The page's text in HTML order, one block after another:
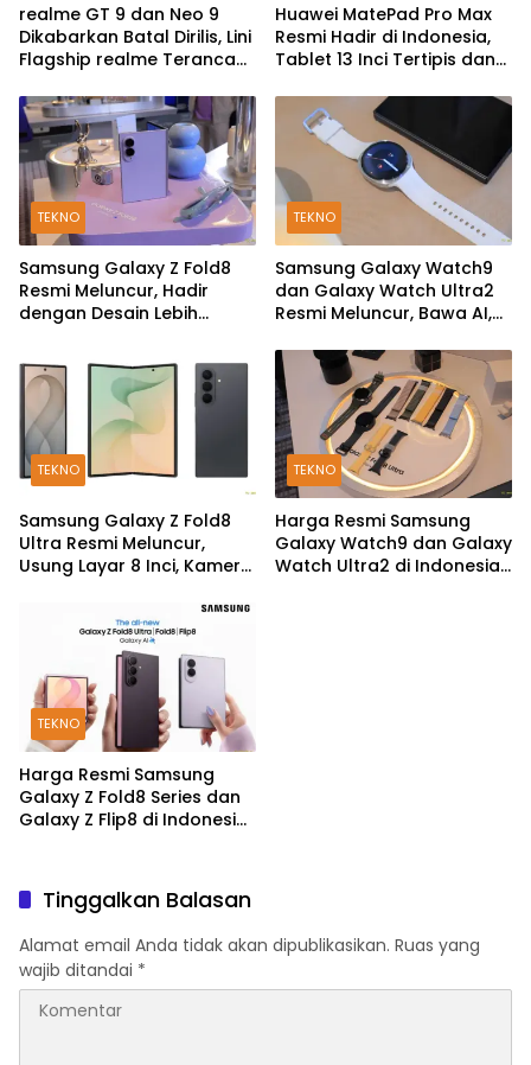
realme GT 9 dan Neo 9
Dikabarkan Batal Dirilis, Lini
Flagship realme Terancam
Huawei MatePad Pro Max
Resmi Hadir di Indonesia,
Tablet 13 Inci Tertipis dan
TEKNO
Samsung Galaxy Z Fold8
Resmi Meluncur, Hadir
dengan Desain Lebih
TEKNO
Samsung Galaxy Watch9
dan Galaxy Watch Ultra2
Resmi Meluncur, Bawa AI,
dan Fitur Kesehatan Baru
TEKNO
Samsung Galaxy Z Fold8
Ultra Resmi Meluncur,
Usung Layar 8 Inci, Kamera
TEKNO
Harga Resmi Samsung
Galaxy Watch9 dan Galaxy
Watch Ultra2 di Indonesia,
TEKNO
Harga Resmi Samsung
Galaxy Z Fold8 Series dan
Galaxy Z Flip8 di Indonesia,
Tinggalkan Balasan
Alamat email Anda tidak akan dipublikasikan. Ruas yang
wajib ditandai *